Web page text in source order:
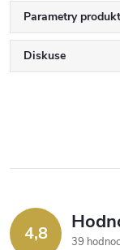
Parametry
Diskuse
4,8
39